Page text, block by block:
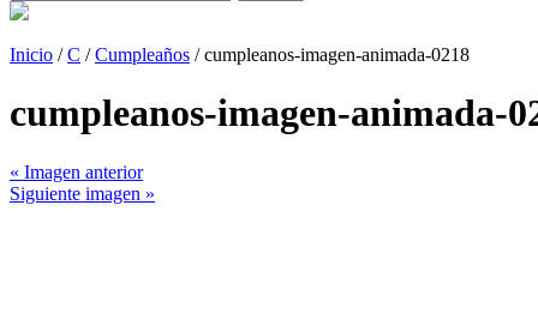
Inicio /C /Cumpleaños / cumpleanos-imagen-animada-0218
cumpleanos-imagen-animada-
« Imagen anterior
Siguiente imagen »